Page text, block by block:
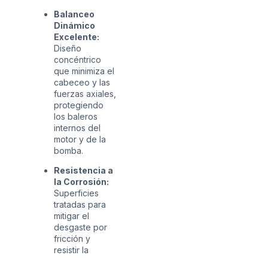
Balanceo
Dinámico
Excelente:
Diseño
concéntrico
que minimiza el
cabeceo y las
fuerzas axiales,
protegiendo
los baleros
internos del
motor y de la
bomba.
Resistencia a
la Corrosión:
Superficies
tratadas para
mitigar el
desgaste por
fricción y
resistir la